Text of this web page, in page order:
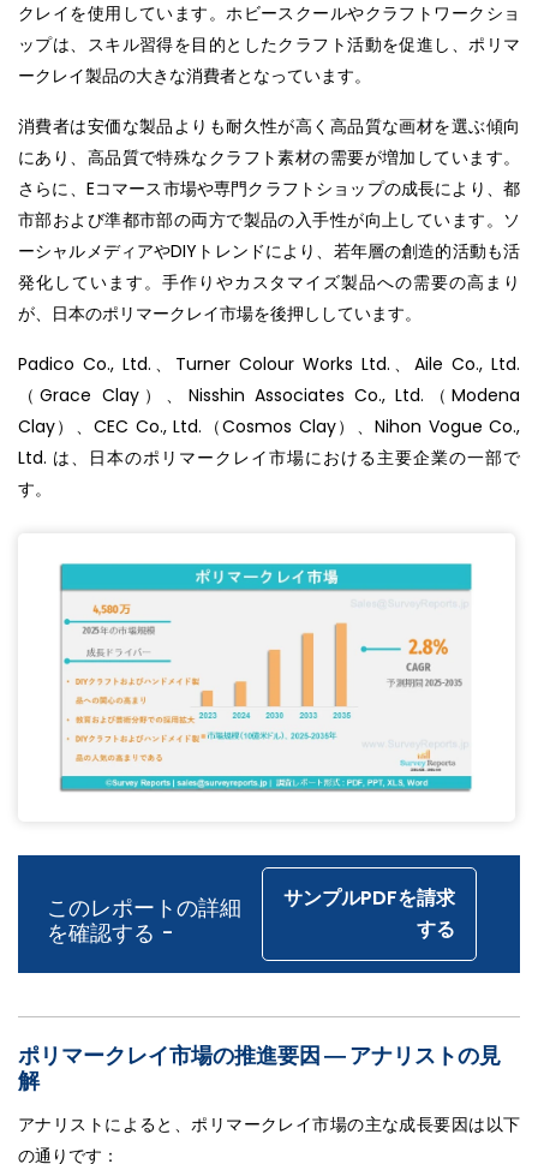
クレイを使用しています。ホビースクールやクラフトワークショ
ップは、スキル習得を目的としたクラフト活動を促進し、ポリマ
ークレイ製品の大きな消費者となっています。
消費者は安価な製品よりも耐久性が高く高品質な画材を選ぶ傾向
にあり、高品質で特殊なクラフト素材の需要が増加しています。
さらに、Eコマース市場や専門クラフトショップの成長により、都
市部および準都市部の両方で製品の入手性が向上しています。ソ
ーシャルメディアやDIYトレンドにより、若年層の創造的活動も活
発化しています。手作りやカスタマイズ製品への需要の高まり
が、日本のポリマークレイ市場を後押ししています。
Padico Co., Ltd.、Turner Colour Works Ltd.、Aile Co., Ltd.
（Grace Clay）、Nisshin Associates Co., Ltd.（Modena
Clay）、CEC Co., Ltd.（Cosmos Clay）、Nihon Vogue Co.,
Ltd. は、日本のポリマークレイ市場における主要企業の一部で
す。
このレポートの詳細
を確認する -
サンプルPDFを請求
する
ポリマークレイ市場の推進要因 ― アナリストの見
解
アナリストによると、ポリマークレイ市場の主な成長要因は以下
の通りです：